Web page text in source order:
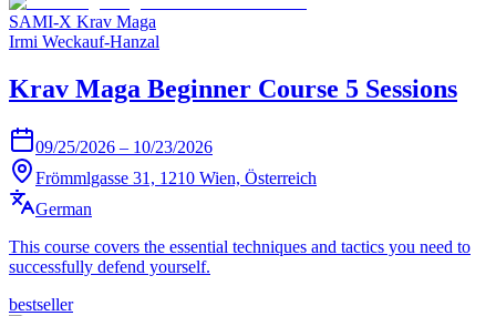
SAMI-X Krav Maga
Irmi Weckauf-Hanzal
Krav Maga Beginner Course 5 Sessions
09/25/2026 – 10/23/2026
Frömmlgasse 31, 1210 Wien, Österreich
German
This course covers the essential techniques and tactics you need to
successfully defend yourself.
bestseller